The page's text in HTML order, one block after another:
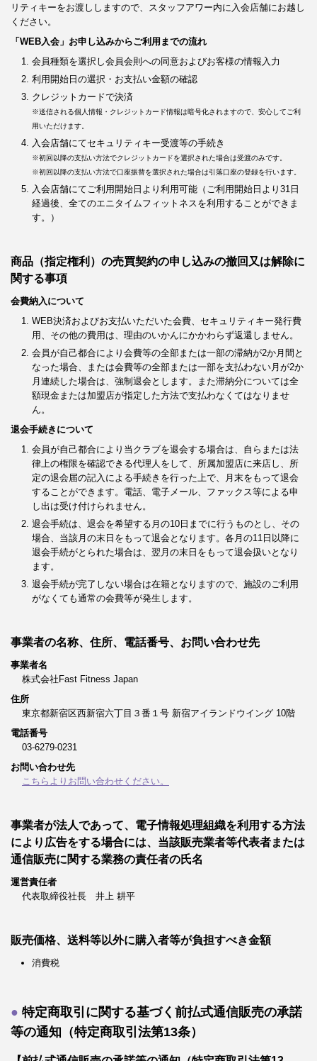
リティキーをお渡ししますので、スタッフアワー内に入会店舗にお越し
ください。
「WEB入会」お申し込みからご利用までの流れ
会員種類を選択し会員会則への同意およびお客様の情報入力
利用開始日の選択・お支払い金額の確認
クレジットカードで決済
※送信される個人情報・クレジットカード情報は暗号化されますので、安心してご利
用いただけます。
入会店舗にてセキュリティキー受渡等の手続き
※初回以降の支払い方法でクレジットカードを選択された場合は受渡のみです。
※初回以降の支払い方法で口座振替を選択された場合は引落口座の登録を行います。
入会店舗にてご利用開始日より利用可能（ご利用開始日より31日
経過後、全てのエニタイムフィットネスを利用することができま
す。）
商品（指定権利）の売買契約の申し込みの撤回又は解除に
関する事項
会費納入について
WEB決済およびお支払いただいた会費、セキュリティキー発行費
用、その他の費用は、理由のいかんにかかわらず返還しません。
会員が自己都合により会費等の全部または一部の滞納が2か月間と
なった場合、または会費等の全部または一部を支払わない月が2か
月連続した場合は、強制退会とします。また滞納分については全
額現金または加盟店が指定した方法で支払わなくてはなりませ
ん。
退会手続きについて
会員が自己都合により当クラブを退会する場合は、自らまたは法
律上の権限を確認できる代理人をして、所属加盟店に来店し、所
定の退会届の記入による手続きを行った上で、月末をもって退会
することができます。電話、電子メール、ファックス等による申
し出は受け付けられません。
退会手続は、退会を希望する月の10日までに行うものとし、その
場合、当該月の末日をもって退会となります。各月の11日以降に
退会手続がとられた場合は、翌月の末日をもって退会扱いとなり
ます。
退会手続が完了しない場合は在籍となりますので、施設のご利用
がなくても通常の会費等が発生します。
事業者の名称、住所、電話番号、お問い合わせ先
事業者名
株式会社Fast Fitness Japan
住所
東京都新宿区西新宿六丁目３番１号 新宿アイランドウイング 10階
電話番号
03-6279-0231
お問い合わせ先
こちらよりお問い合わせください。
事業者が法人であって、電子情報処理組織を利用する方法
により広告をする場合には、当該販売業者等代表者または
通信販売に関する業務の責任者の氏名
運営責任者
代表取締役社長 井上 耕平
販売価格、送料等以外に購入者等が負担すべき金額
消費税
特定商取引に関する基づく前払式通信販売の承諾
等の通知（特定商取引法第13条）